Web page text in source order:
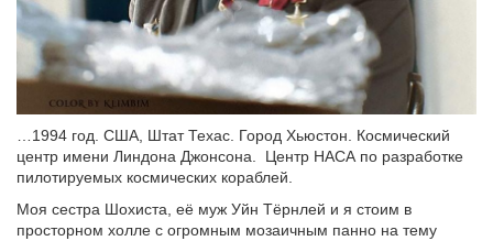
…1994 год. США, Штат Техас. Город Хьюстон. Космический
центр имени Линдона Джонсона. Центр НАСА по разработке
пилотируемых космических кораблей.
Моя сестра Шохиста, её муж Уйн Тёрнлей и я стоим в
просторном холле с огромным мозаичным панно на тему